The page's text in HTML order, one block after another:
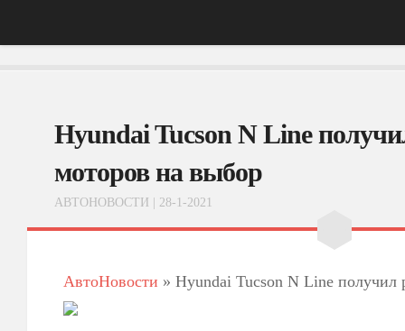
АвтоНовости
ФотоОбзоры
ВидеоОбзоры
Hyundai Tucson N Line
моторов на выбор
АВТОНОВОСТИ | 28-1-2021
АвтоНовости » Hyundai Tucson N Line получил